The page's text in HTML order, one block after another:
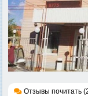
Отзывы почитать